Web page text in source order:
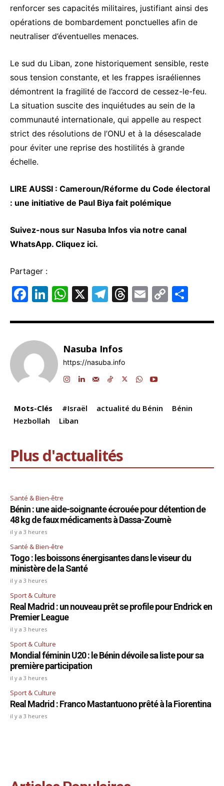
renforcer ses capacités militaires, justifiant ainsi des
opérations de bombardement ponctuelles afin de
neutraliser d’éventuelles menaces.
Le sud du Liban, zone historiquement sensible, reste
sous tension constante, et les frappes israéliennes
démontrent la fragilité de l’accord de cessez-le-feu.
La situation suscite des inquiétudes au sein de la
communauté internationale, qui appelle au respect
strict des résolutions de l’ONU et à la désescalade
pour éviter une reprise des hostilités à grande
échelle.
LIRE AUSSI : Cameroun/Réforme du Code électoral
: une initiative de Paul Biya fait polémique
Suivez-nous sur Nasuba Infos via notre canal
WhatsApp. Cliquez ici.
Partager :
F
c
e
b
o
k
Li
k
e
dI
n
W
at
s
A
p
X
T
e
gr
a
m
T
e
s
E
ai
C
p ta
Nasuba Infos
https://nasuba.info
Mots-Clés #Israël actualité du Bénin
Bénin
Hezbollah
Liban
Plus d'actualités
Santé & Bien-être
Bénin : une aide-soignante écrouée pour détention de
48 kg de faux médicaments à Dassa-Zoumè
il y a 3 heures
Santé & Bien-être
Togo : les boissons énergisantes dans le viseur du
ministère de la Santé
il y a 3 heures
Sport & Culture
Real Madrid : un nouveau prêt se profile pour Endrick en
Premier League
il y a 3 heures
Sport & Culture
Mondial féminin U20 : le Bénin dévoile sa liste pour sa
première participation
il y a 3 heures
Sport & Culture
Real Madrid : Franco Mastantuono prêté à la Fiorentina
il y a 3 heures